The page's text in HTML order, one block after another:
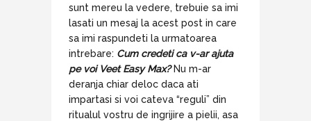
sunt mereu la vedere, trebuie sa imi
lasati un mesaj la acest post in care
sa imi raspundeti la urmatoarea
intrebare: Cum credeti ca v-ar ajuta
pe voi Veet Easy Max? Nu m-ar
deranja chiar deloc daca ati
impartasi si voi cateva “reguli” din
ritualul vostru de ingrijire a pielii, asa